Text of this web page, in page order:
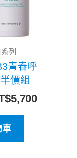
列
青春呼
價組
5,700
車